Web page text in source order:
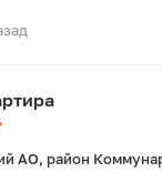
АО, район